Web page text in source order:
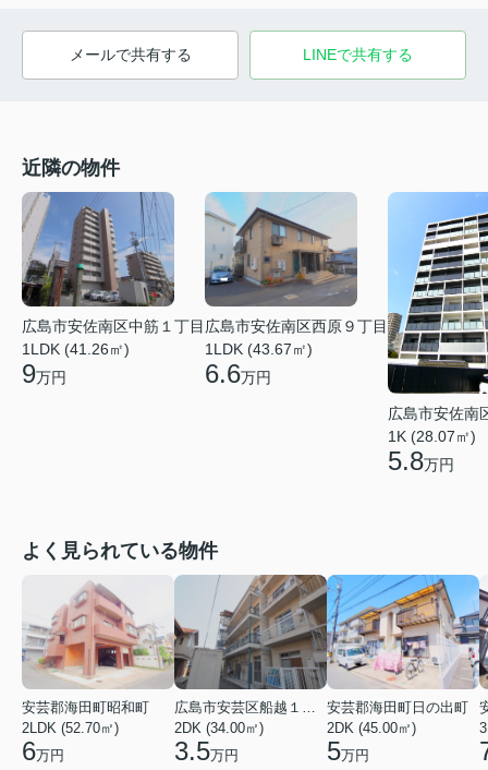
メールで共有する LINEで共有する
近隣の物件
広島市安佐南区中筋１丁目
1LDK (41.26㎡)
9万円
広島市安佐南区西原９丁目
1LDK (43.67㎡)
6.6万円
広島市安佐南
1K (28.07㎡)
5.8万円
よく見られている物件
安芸郡海田町昭和町
2LDK (52.70㎡)
6万円
2DK (34.00㎡)
3.5万円
安芸郡海田町日の出町
2DK (45.00㎡)
5万円